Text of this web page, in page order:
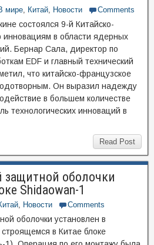
мире, Китай, Новости Comments
состоялся 9-й Китайско-
инновациям в области ядерных
Бернар Сала, директор по
EDF и главный технический
что китайско-французское
Он выразил надежду
в большем количестве
технологических инноваций в
Read Post
защитной оболочки
Shidaowan-1
, Новости Comments
оболочки установлен в
в Китае блоке